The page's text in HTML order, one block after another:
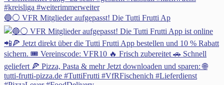
🔵⚪ VFR Mitglieder aufgepasst! Die Tutti Frutti Ap